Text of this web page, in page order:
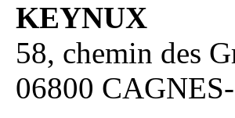
KEYNUX
58, chemin des
06800